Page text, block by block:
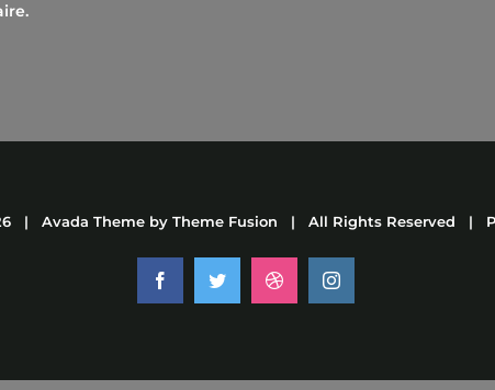
| Avada Theme by Theme Fusion | All Rights Reserved |
FacebookTwitter DribbbleInstagram